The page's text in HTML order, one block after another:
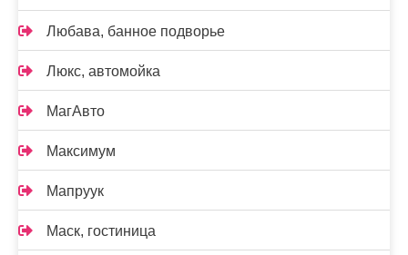
Любава, банное подворье
Люкс, автомойка
МагАвто
Максимум
Мапруук
Маск, гостиница